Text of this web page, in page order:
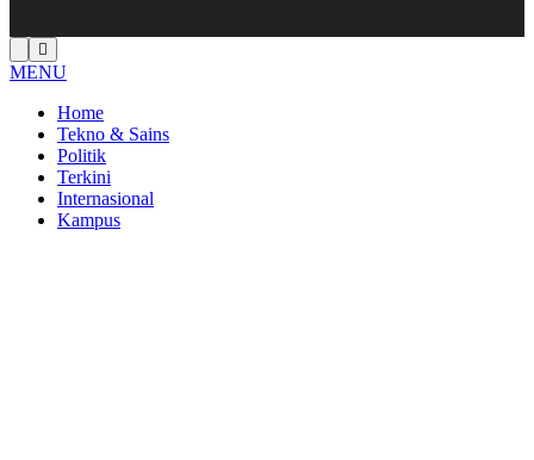
MENU
Home
Tekno & Sains
Politik
Terkini
Internasional
Kampus